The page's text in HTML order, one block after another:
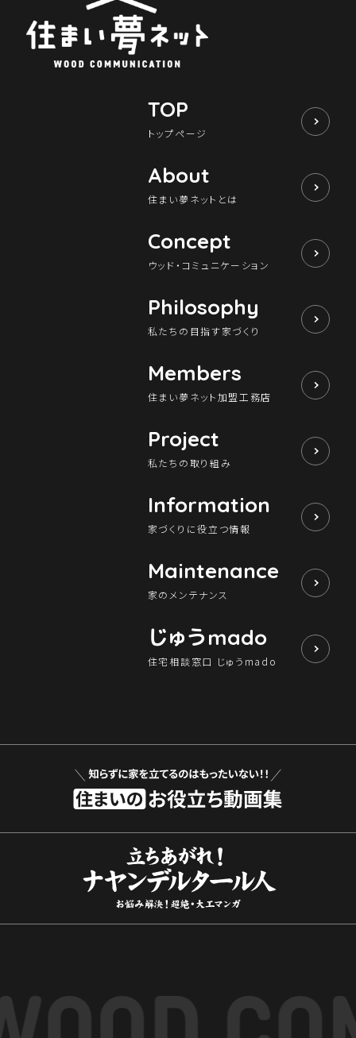
TOP
トップページ
About
住まい夢ネットとは
Concept
ウッド・コミュニケーション
Philosophy
私たちの目指す家づくり
Members
住まい夢ネット加盟工務店
Project
私たちの取り組み
Information
家づくりに役立つ情報
Maintenance
家のメンテナンス
じゅうmado
住宅相談窓口 じゅうmado